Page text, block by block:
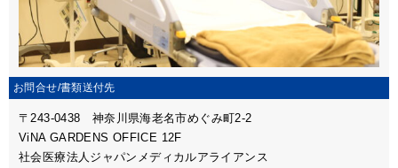
お問合せ/書類送付先
〒243-0438 神奈川県海老名市めぐみ町2-2
ViNA GARDENS OFFICE 12F
社会医療法人ジャパンメディカルアライアンス